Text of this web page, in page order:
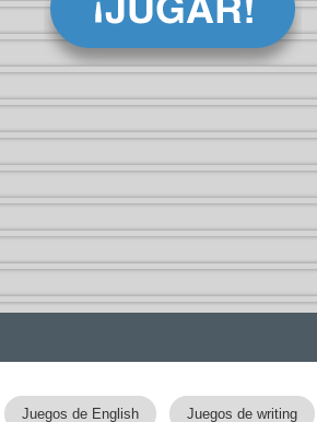
Juegos de English Juegos de writing